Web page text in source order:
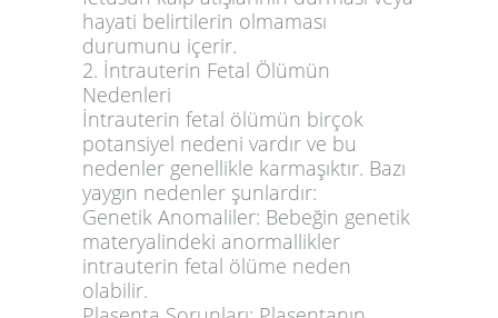
hayati belirtilerin olmaması
durumunu içerir.
2. İntrauterin Fetal Ölümün
Nedenleri
İntrauterin fetal ölümün birçok
potansiyel nedeni vardır ve bu
nedenler genellikle karmaşıktır. Bazı
yaygın nedenler şunlardır:
Genetik Anomaliler: Bebeğin genetik
materyalindeki anormallikler
intrauterin fetal ölüme neden
olabilir.